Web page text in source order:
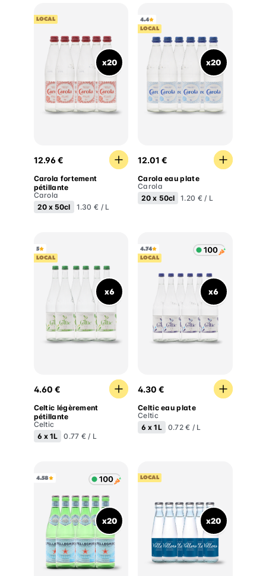
LOCAL
x20
Carola fortement pétillante
12.96 €
Carola fortement
pétillante
Carola
20 x50cl 1.30 € / L
4.4
LOCAL
x20
12.01 €
Carola eau plate
Carola
20 x 50cl 1.20 € / L
5
LOCAL
x6
Celtic légèrement pétillante
4.60 €
Celtic légèrement
pétillante
Celtic
6 x1L 0.77 € / L
4.74
LOCAL
x6
4.30 €
Celtic eau plate
Celtic
6 x 1L 0.72 € / L
4.58
x20
LOCAL
x20